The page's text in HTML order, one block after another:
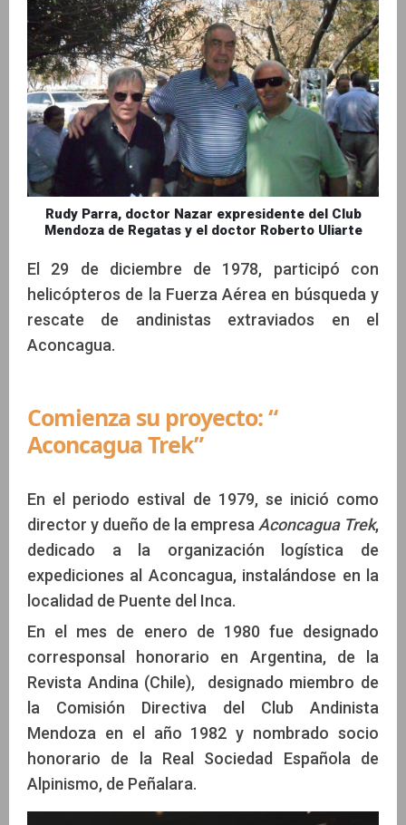
Rudy Parra, doctor Nazar expresidente del Club
Mendoza de Regatas y el doctor Roberto Uliarte
El 29 de diciembre de 1978, participó con
helicópteros de la Fuerza Aérea en búsqueda y
rescate de andinistas extraviados en el
Aconcagua.
Comienza su proyecto: “
Aconcagua Trek”
En el periodo estival de 1979, se inició como
director y dueño de la empresa Aconcagua Trek,
dedicado a la organización logística de
expediciones al Aconcagua, instalándose en la
localidad de Puente del Inca.
En el mes de enero de 1980 fue designado
corresponsal honorario en Argentina, de la
Revista Andina (Chile), designado miembro de
la Comisión Directiva del Club Andinista
Mendoza en el año 1982 y nombrado socio
honorario de la Real Sociedad Española de
Alpinismo, de Peñalara.